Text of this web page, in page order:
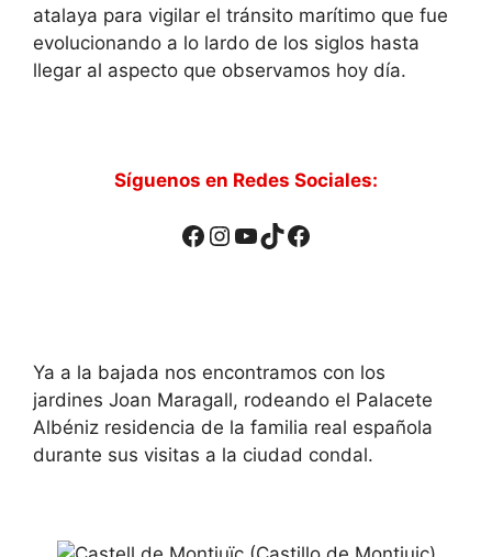
atalaya para vigilar el tránsito marítimo que fue
evolucionando a lo lardo de los siglos hasta
llegar al aspecto que observamos hoy día.
Síguenos en Redes Sociales:
Facebook
Instagram
YouTube
TikTok
Facebook
Ya a la bajada nos encontramos con los
jardines Joan Maragall, rodeando el Palacete
Albéniz residencia de la familia real española
durante sus visitas a la ciudad condal.